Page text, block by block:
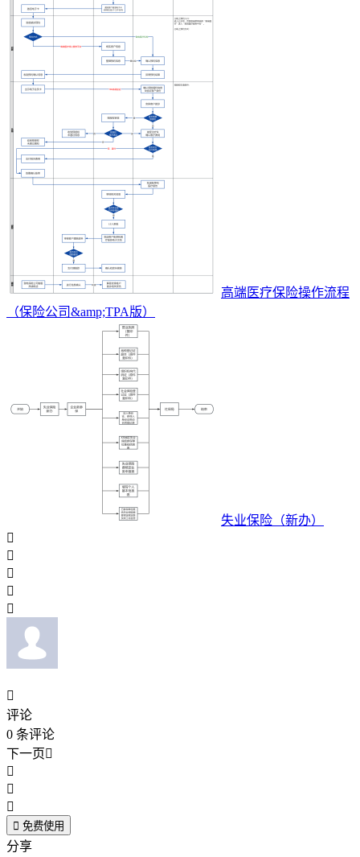
高端医疗保险操作流程
（保险公司&amp;TPA版）
失业保险（新办）






评论
0 条评论
下一页



 免费使用
分享